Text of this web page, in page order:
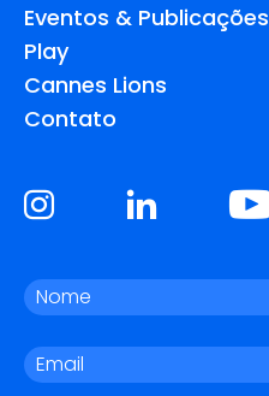
Eventos & Publicações
Play
Cannes Lions
Contato